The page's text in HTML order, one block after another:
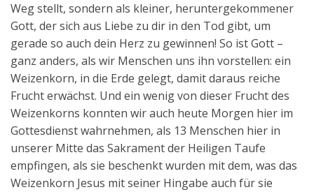
Weg stellt, sondern als kleiner, heruntergekommener
Gott, der sich aus Liebe zu dir in den Tod gibt, um
gerade so auch dein Herz zu gewinnen! So ist Gott –
ganz anders, als wir Menschen uns ihn vorstellen: ein
Weizenkorn, in die Erde gelegt, damit daraus reiche
Frucht erwächst. Und ein wenig von dieser Frucht des
Weizenkorns konnten wir auch heute Morgen hier im
Gottesdienst wahrnehmen, als 13 Menschen hier in
unserer Mitte das Sakrament der Heiligen Taufe
empfingen, als sie beschenkt wurden mit dem, was das
Weizenkorn Jesus mit seiner Hingabe auch für sie